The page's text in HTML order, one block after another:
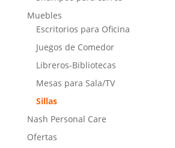
Muebles
Escritorios para Oficina
Juegos de Comedor
Libreros-Bibliotecas
Mesas para Sala/TV
Sillas
Nash Personal Care
Ofertas